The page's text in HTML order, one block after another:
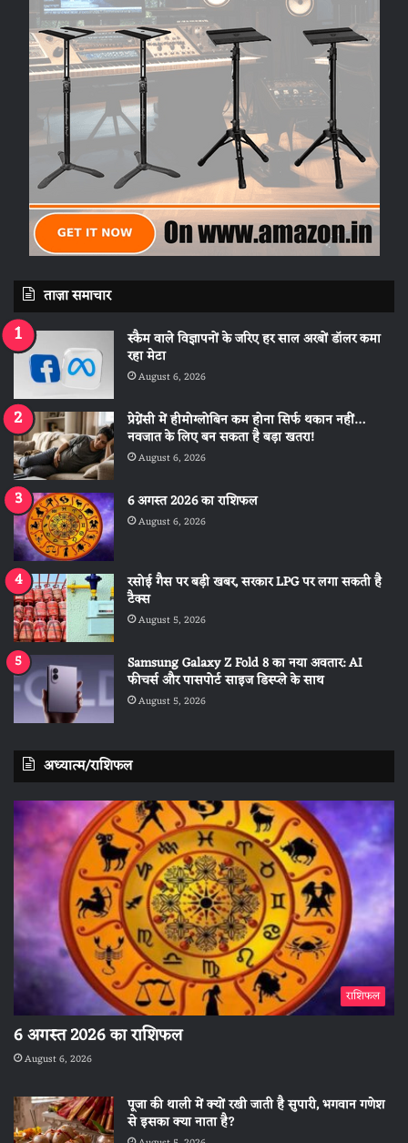
ताज़ा समाचार
स्कैम वाले विज्ञापनों के जरिए हर साल अरबों डॉलर कमा
रहा मेटा
August 6, 2026
प्रेग्नेंसी में हीमोग्लोबिन कम होना सिर्फ थकान नहीं…
नवजात के लिए बन सकता है बड़ा खतरा!
August 6, 2026
6 अगस्त 2026 का राशिफल
August 6, 2026
रसोई गैस पर बड़ी खबर, सरकार LPG पर लगा सकती है
टैक्स
August 5, 2026
Samsung Galaxy Z Fold 8 का नया अवतार: AI
फीचर्स और पासपोर्ट साइज डिस्प्ले के साथ
August 5, 2026
अध्यात्म/राशिफल
राशिफल
6 अगस्त 2026 का राशिफल
August 6, 2026
पूजा की थाली में क्यों रखी जाती है सुपारी, भगवान गणेश
से इसका क्या नाता है?